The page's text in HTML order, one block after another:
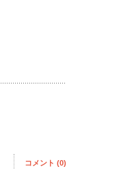
コメント (0)